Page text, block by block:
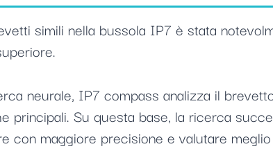
simili nella bussola IP7 è stata
neurale, IP7 compass analizza il
principali. Su questa base, la ricerca
con maggiore precisione e valutare